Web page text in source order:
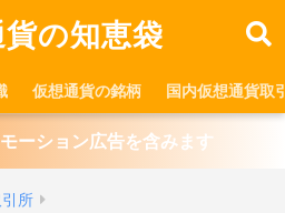
の知恵袋
仮想通貨の銘柄 国内仮想通貨取
ーション広告を含みます
所